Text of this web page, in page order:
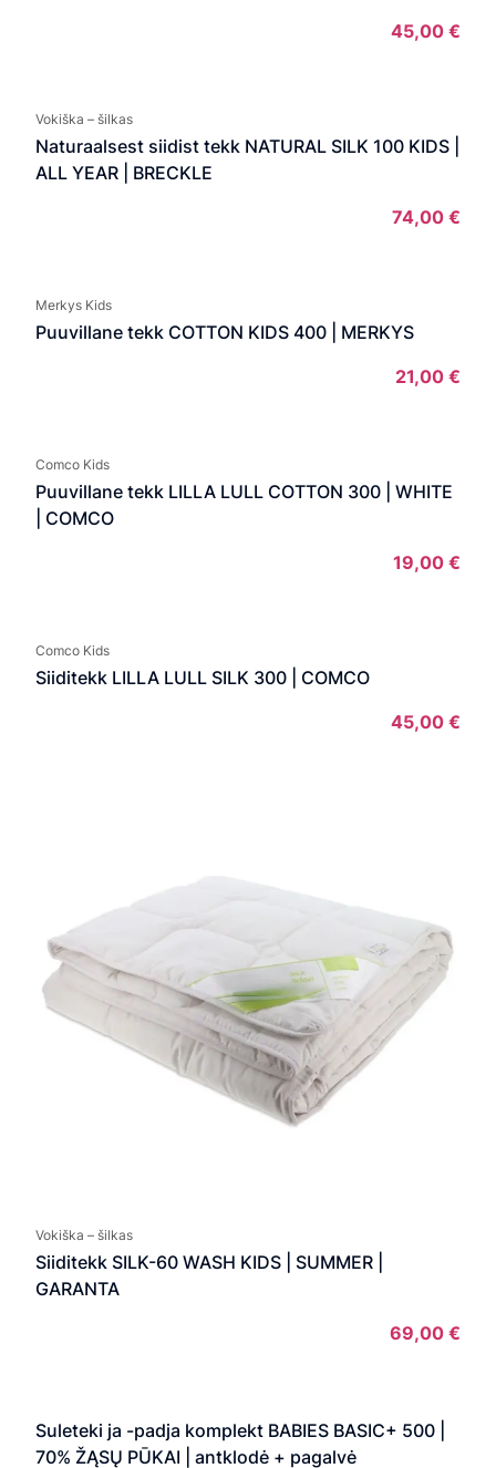
45,00 €
Vokiška – šilkas
Naturaalsest siidist tekk NATURAL SILK 100 KIDS |
ALL YEAR | BRECKLE
74,00 €
Merkys Kids
Puuvillane tekk COTTON KIDS 400 | MERKYS
21,00 €
Comco Kids
Puuvillane tekk LILLA LULL COTTON 300 | WHITE
| COMCO
19,00 €
Comco Kids
Siiditekk LILLA LULL SILK 300 | COMCO
45,00 €
Vokiška – šilkas
Siiditekk SILK-60 WASH KIDS | SUMMER |
GARANTA
69,00 €
Suleteki ja -padja komplekt BABIES BASIC+ 500 |
70% ŽĄSŲ PŪKAI | antklodė + pagalvė